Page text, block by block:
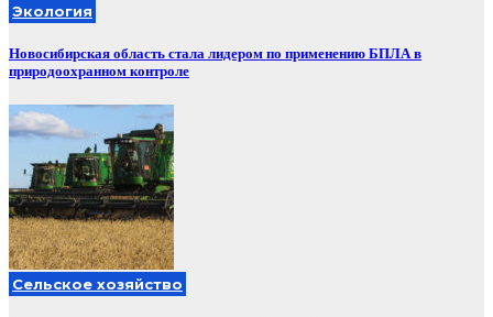
Экология
Новосибирская область стала лидером по применению БПЛА в
природоохранном контроле
Сельское хозяйство